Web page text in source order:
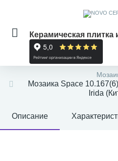
Керамическая плитка
Мозаика Space
Irida
Описание